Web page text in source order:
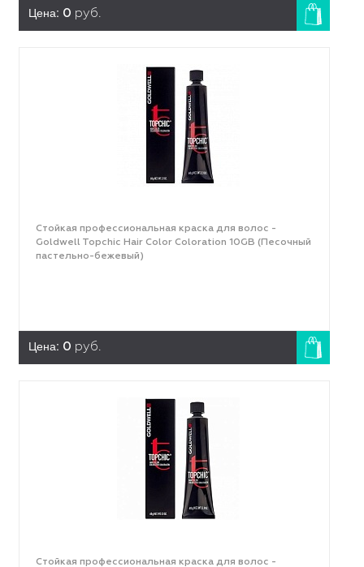
Цена: 0 руб.
Стойкая профессиональная краска для волос -
Goldwell Topchic Hair Color Coloration 10GB (Песочный
пастельно-бежевый)
Цена: 0 руб.
Стойкая профессиональная краска для волос -